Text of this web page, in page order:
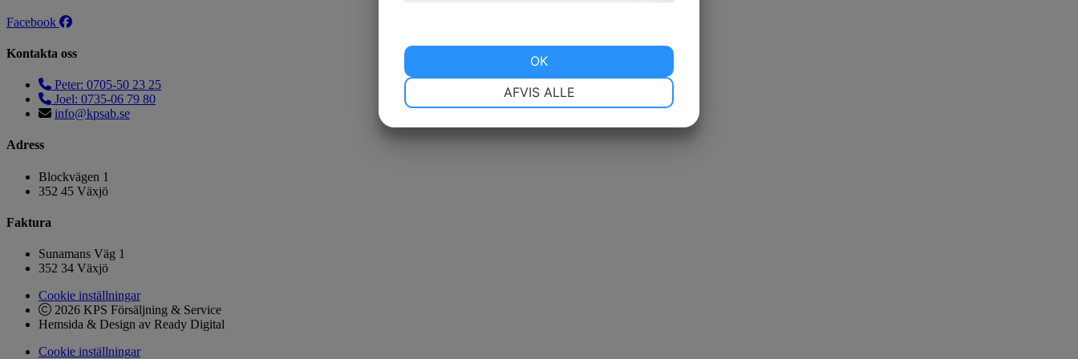
Facebook
Kontakta oss
Peter: 0705-50 23 25
Joel: 0735-06 79 80
info@kpsab.se
Adress
Blockvägen 1
352 45 Växjö
Faktura
Sunamans Väg 1
352 34 Växjö
Cookie inställningar
2026 KPS Försäljning & Service
Hemsida & Design av Ready Digital
Cookie inställningar
AFVIS ALLE
OK